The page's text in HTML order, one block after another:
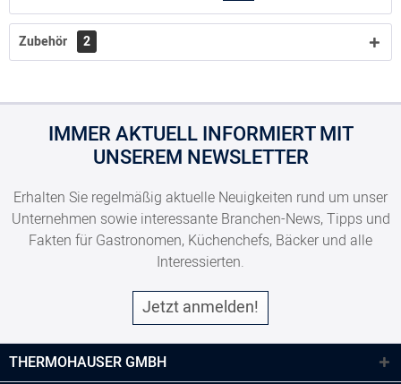
Zubehör 2
IMMER AKTUELL INFORMIERT MIT
UNSEREM NEWSLETTER
Erhalten Sie regelmäßig aktuelle Neuigkeiten rund um unser
Unternehmen sowie interessante Branchen-News, Tipps und
Fakten für Gastronomen, Küchenchefs, Bäcker und alle
Interessierten.
Jetzt anmelden!
THERMOHAUSER GMBH